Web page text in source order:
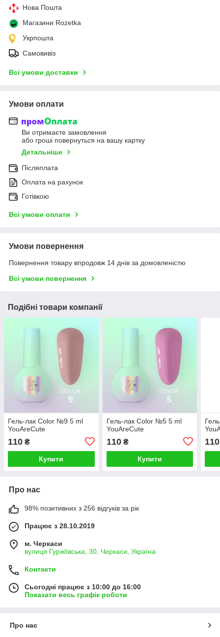
Нова Пошта
Магазини Rozetka
Укрпошта
Самовивіз
Всі умови доставки
Умови оплати
Ви отримаєте замовлення
або гроші повернуться на вашу картку
Детальніше
Післяплата
Оплата на рахунок
Готівкою
Всі умови оплати
Умови повернення
Повернення товару впродовж 14 днів за домовленістю
Всі умови повернення
Подібні товари компанії
Гель-лак Color №9 5 ml
YouAreCute
110 ₴
Купити
Гель-лак Color №5 5 ml
YouAreCute
110₴
Купити
110
Про нас
98% позитивних з 256 відгуків за рік
Працює з 28.10.2019
м. Черкаси
вулиця Гуржіївська, 30, Черкаси, Україна
Контакти
Сьогодні працює з 10:00 до 16:00
Показати весь графік роботи
Про нас